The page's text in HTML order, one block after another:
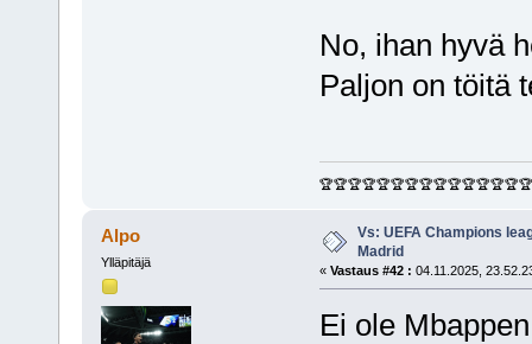
No, ihan hyvä
Paljon on töitä
🏆🏆🏆🏆🏆🏆🏆🏆🏆🏆🏆🏆🏆🏆🏆
Alpo
Ylläpitäjä
Vs: UEFA Champions
Madrid
« Vastaus #42 : 04.11.2025,
Ei ole